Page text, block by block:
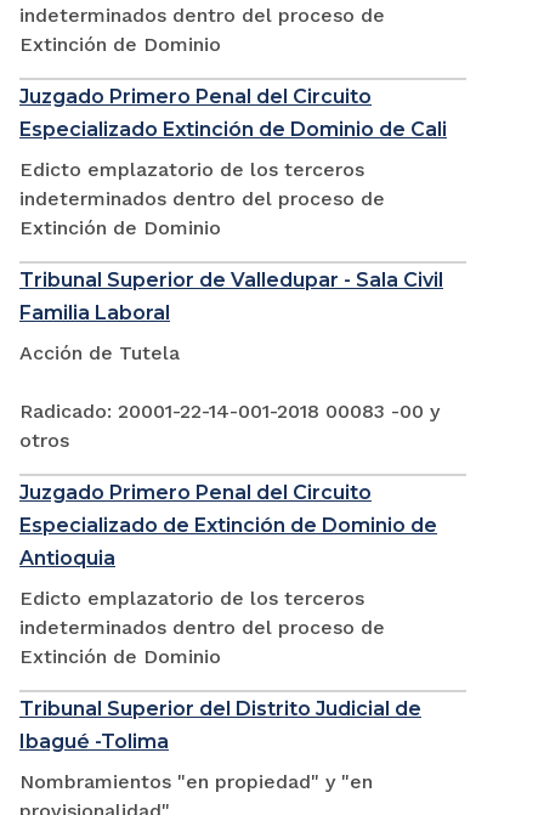
indeterminados dentro del proceso de
Extinción de Dominio
Juzgado Primero Penal del Circuito
Especializado Extinción de Dominio de Cali
Edicto emplazatorio de los terceros
indeterminados dentro del proceso de
Extinción de Dominio
Tribunal Superior de Valledupar - Sala Civil
Familia Laboral
Acción de Tutela
Radicado: 20001-22-14-001-2018 00083 -00 y
otros
Juzgado Primero Penal del Circuito
Especializado de Extinción de Dominio de
Antioquia
Edicto emplazatorio de los terceros
indeterminados dentro del proceso de
Extinción de Dominio
Tribunal Superior del Distrito Judicial de
Ibagué -Tolima
Nombramientos "en propiedad" y "en